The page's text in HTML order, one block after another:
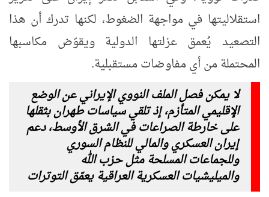
استقلاليتها في مواجهة الضغوط، لكنها تدرك أن هذا
التصعيد يُعمق عزلتها الدولية ويقوّض مكاسبها
المحتملة من أي مفاوضات مستقبلية.
لا يمكن فصل الملف النووي الإيراني عن الوضع
الإقليمي المتأزم، إذ تلقي سياسات طهران بثقلها
على خارطة الصراعات في الشرق الأوسط، دعم
إيران العسكري والمالي للنظام السوري
وللجماعات المسلحة مثل حزب الله
والميليشيات العسكرية العراقية يعمّق التوترات